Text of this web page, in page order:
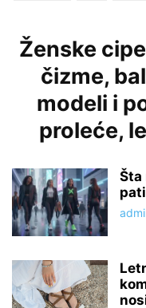
PARFEMI PIĆA
SATOVI SAVETI
UREĐENJE DOMA VESTI
ŽENSKE
Ženske
čizme,
modeli i
proleće,
Šta